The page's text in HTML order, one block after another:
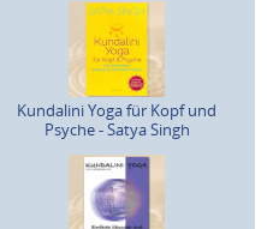
Kundalini Yoga für Kopf und
Psyche - Satya Singh